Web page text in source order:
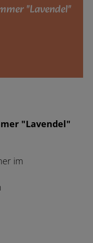
"Lavendel"
"Lavendel"
im